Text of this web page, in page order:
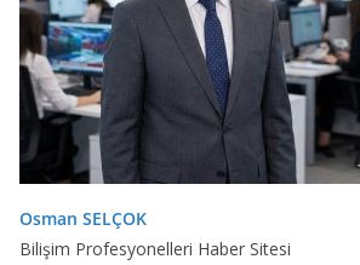
Osman SELÇOK
Bilişim Profesyonelleri Haber Sitesi